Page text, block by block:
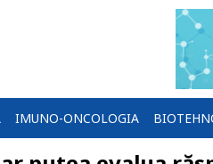
IMUNO-ONCOLOGIA